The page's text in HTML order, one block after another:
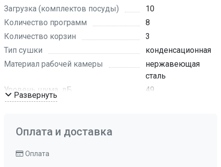
Загрузка (комплектов посуды)
10
Количество программ
8
Количество корзин
3
Тип сушки
конденсационная
Материал рабочей камеры
нержавеющая
сталь
Уровень шума, дБ
49
Цвет LED-дисплея
Регулируемая по высоте средняя корзина
Развернуть
Оплата и доставка
Оплата